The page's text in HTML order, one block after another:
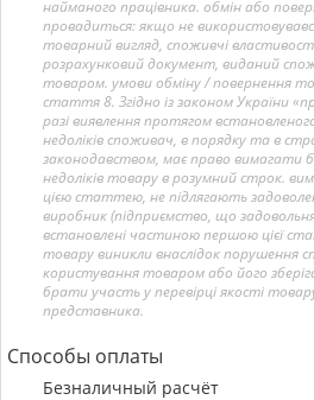
найманого працівника. обмін або
провадиться: якщо не
товарний вигляд, споживчі
розрахунковий документ, виданий
товаром. умови обміну / повернення
стаття 8. Згідно із законом України
разі виявлення протягом
недоліків споживач, в порядку та в
законодавством, має право вимагати
недоліків товару в розумний строк.
цією статтею, не підлягають
виробник (підприємство, що
встановлені частиною першою цієї
товару виникли внаслідок порушення
користування товаром або його
брати участь у перевірці якості
представника.
Способы оплаты
Безналичный расчёт